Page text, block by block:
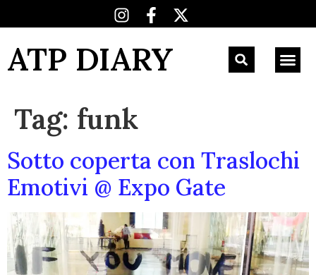
ATP DIARY
Tag: funk
Sotto coperta con Traslochi
Emotivi @ Expo Gate